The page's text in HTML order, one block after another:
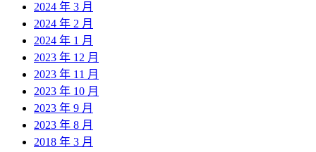
2024 年 3 月
2024 年 2 月
2024 年 1 月
2023 年 12 月
2023 年 11 月
2023 年 10 月
2023 年 9 月
2023 年 8 月
2018 年 3 月